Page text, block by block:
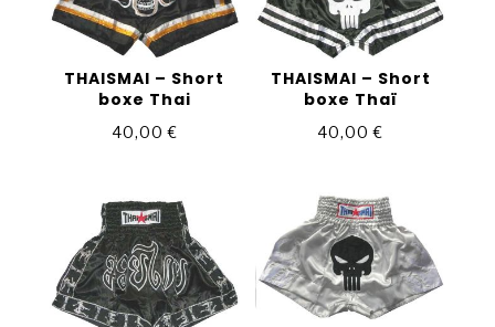
THAISMAI – Short
boxe Thai
40,00€
THAISMAI – Short
boxe Thaï
40,00€